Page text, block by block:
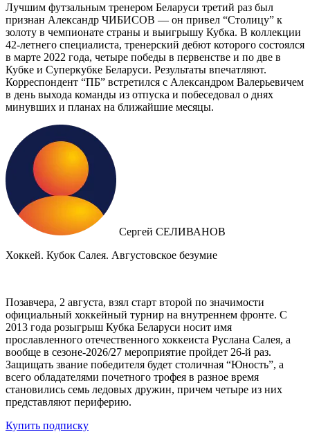
Лучшим футзальным тренером Беларуси третий раз был
признан Александр ЧИБИСОВ — он привел “Столицу” к
золоту в чемпионате страны и выигрышу Кубка. В коллекции
42-летнего специалиста, тренерский дебют которого состоялся
в марте 2022 года, четыре победы в первенстве и по две в
Кубке и Суперкубке Беларуси. Результаты впечатляют.
Корреспондент “ПБ” встретился с Александром Валерьевичем
в день выхода команды из отпуска и побеседовал о днях
минувших и планах на ближайшие месяцы.
Сергей СЕЛИВАНОВ
Хоккей. Кубок Салея. Августовское безумие
Позавчера, 2 августа, взял старт второй по значимости
официальный хоккейный турнир на внутреннем фронте. C
2013 года розыгрыш Кубка Беларуси носит имя
прославленного отечественного хоккеиста Руслана Салея, а
вообще в сезоне-2026/27 мероприятие пройдет 26-й раз.
Защищать звание победителя будет столичная “Юность”, а
всего обладателями почетного трофея в разное время
становились семь ледовых дружин, причем четыре из них
представляют периферию.
Купить подписку